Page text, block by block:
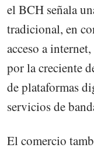
el BCH señala
tradicional, en
acceso a
por la creciente
de plataformas
servicios de
El comercio